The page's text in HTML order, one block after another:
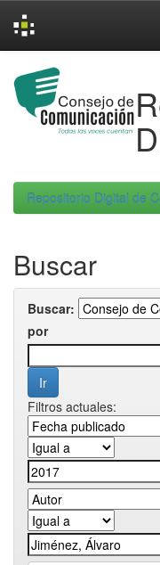
navigation
Repositorio Digital de
Buscar
Buscar:
por
Filtros actuales: